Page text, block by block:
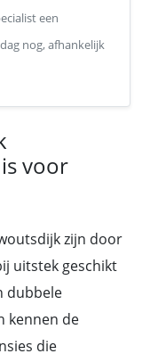
een
nog, afhankelijk
voor
zijn door
uitstek geschikt
dubbele
kennen de
die